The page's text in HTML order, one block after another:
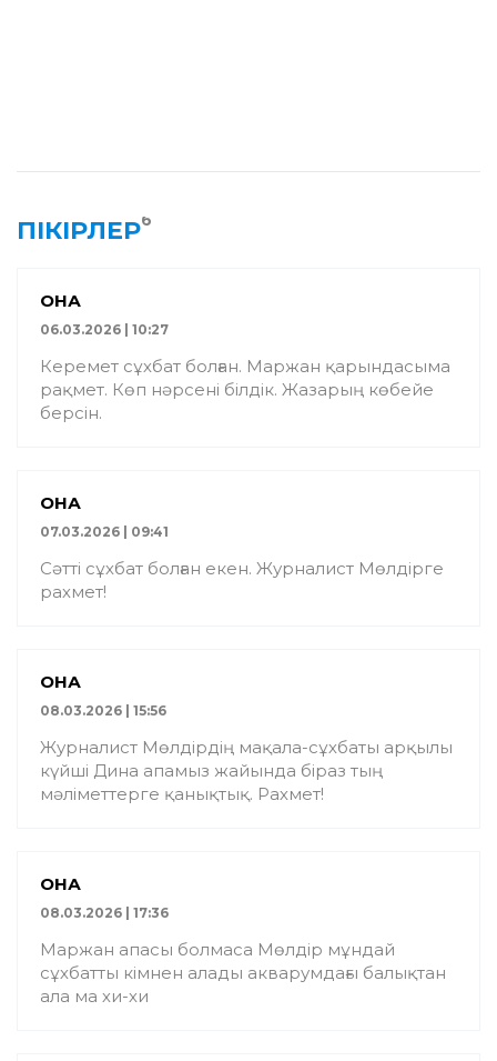
ПІКІРЛЕР6
ҚОНАҚ
06.03.2026 | 10:27
Керемет сұхбат болған. Маржан қарындасыма
рақмет. Көп нәрсені білдік. Жазарың көбейе
берсін.
ҚОНАҚ
07.03.2026 | 09:41
Сәтті сұхбат болған екен. Журналист Мөлдірге
рахмет!
ҚОНАҚ
08.03.2026 | 15:56
Журналист Мөлдірдің мақала-сұхбаты арқылы
күйші Дина апамыз жайында біраз тың
мәліметтерге қанықтық. Рахмет!
ҚОНАҚ
08.03.2026 | 17:36
Маржан апасы болмаса Мөлдір мұндай
сұхбатты кімнен алады акварумдағы балықтан
ала ма хи-хи